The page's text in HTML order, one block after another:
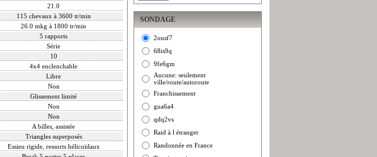
21.0
115 chevaux à 3600 tr/min
26.0 mkg à 1800 tr/min
5 rapports
Série
10
4x4 enclenchable
Libre
Non
Glissement limité
Non
Non
A billes, assistée
Triangles superposés
Essieu rigide, ressorts hélicoïdaux
SONDAGE
2ousf7
68is9q
9fe6gm
Aucune: seulement
ville/route/autoroute
Franchissement
gua6a4
qdq2vs
Raid à l étranger
Randonnée en France